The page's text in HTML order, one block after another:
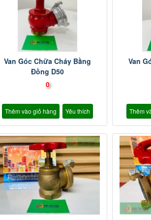
Van Góc Chữa Cháy Bằng
Đồng D50
0
Thêm vào giỏ hàng Yêu thích
Van
Thêm